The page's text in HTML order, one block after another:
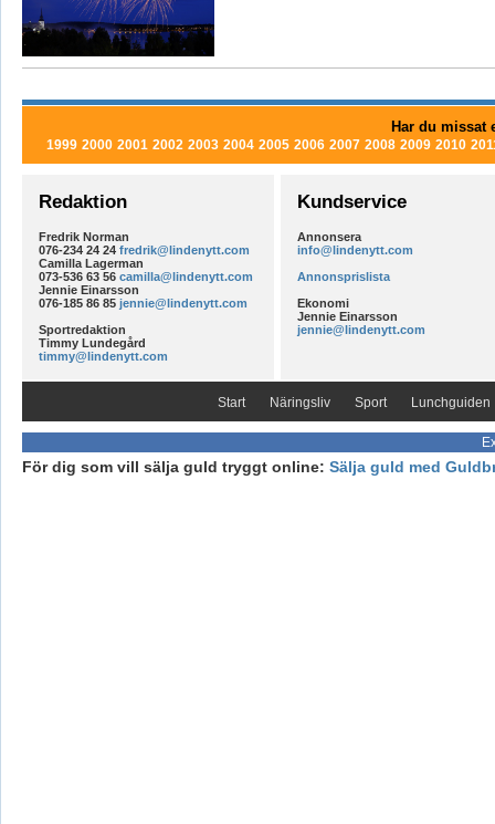
Har du missat
1999 2000 2001 2002 2003 2004 2005 2006 2007 2008 2009 2010
Redaktion
Fredrik Norman
076-234 24 24 fredrik@lindenytt.com
Camilla Lagerman
073-536 63 56 camilla@lindenytt.com
Jennie Einarsson
076-185 86 85 jennie@lindenytt.com
Sportredaktion
Timmy Lundegård
timmy@lindenytt.com
Kundservice
Annonsera
info@lindenytt.com
Annonsprislista
Ekonomi
Jennie Einarsson
jennie@lindenytt.com
Start Näringsliv Sport Lunchguiden
För dig som vill sälja guld tryggt online: Sälja guld med